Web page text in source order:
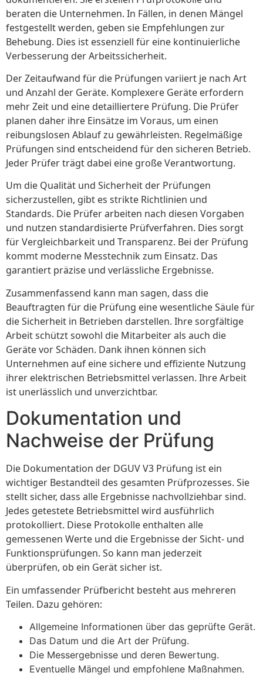
beraten die Unternehmen. In Fällen, in denen Mängel
festgestellt werden, geben sie Empfehlungen zur
Behebung. Dies ist essenziell für eine kontinuierliche
Verbesserung der Arbeitssicherheit.
Der Zeitaufwand für die Prüfungen variiert je nach Art
und Anzahl der Geräte. Komplexere Geräte erfordern
mehr Zeit und eine detailliertere Prüfung. Die Prüfer
planen daher ihre Einsätze im Voraus, um einen
reibungslosen Ablauf zu gewährleisten. Regelmäßige
Prüfungen sind entscheidend für den sicheren Betrieb.
Jeder Prüfer trägt dabei eine große Verantwortung.
Um die Qualität und Sicherheit der Prüfungen
sicherzustellen, gibt es strikte Richtlinien und
Standards. Die Prüfer arbeiten nach diesen Vorgaben
und nutzen standardisierte Prüfverfahren. Dies sorgt
für Vergleichbarkeit und Transparenz. Bei der Prüfung
kommt moderne Messtechnik zum Einsatz. Das
garantiert präzise und verlässliche Ergebnisse.
Zusammenfassend kann man sagen, dass die
Beauftragten für die Prüfung eine wesentliche Säule für
die Sicherheit in Betrieben darstellen. Ihre sorgfältige
Arbeit schützt sowohl die Mitarbeiter als auch die
Geräte vor Schäden. Dank ihnen können sich
Unternehmen auf eine sichere und effiziente Nutzung
ihrer elektrischen Betriebsmittel verlassen. Ihre Arbeit
ist unerlässlich und unverzichtbar.
Dokumentation und
Nachweise der Prüfung
Die Dokumentation der DGUV V3 Prüfung ist ein
wichtiger Bestandteil des gesamten Prüfprozesses. Sie
stellt sicher, dass alle Ergebnisse nachvollziehbar sind.
Jedes getestete Betriebsmittel wird ausführlich
protokolliert. Diese Protokolle enthalten alle
gemessenen Werte und die Ergebnisse der Sicht- und
Funktionsprüfungen. So kann man jederzeit
überprüfen, ob ein Gerät sicher ist.
Ein umfassender Prüfbericht besteht aus mehreren
Teilen. Dazu gehören:
Allgemeine Informationen über das geprüfte Gerät.
Das Datum und die Art der Prüfung.
Die Messergebnisse und deren Bewertung.
Eventuelle Mängel und empfohlene Maßnahmen.